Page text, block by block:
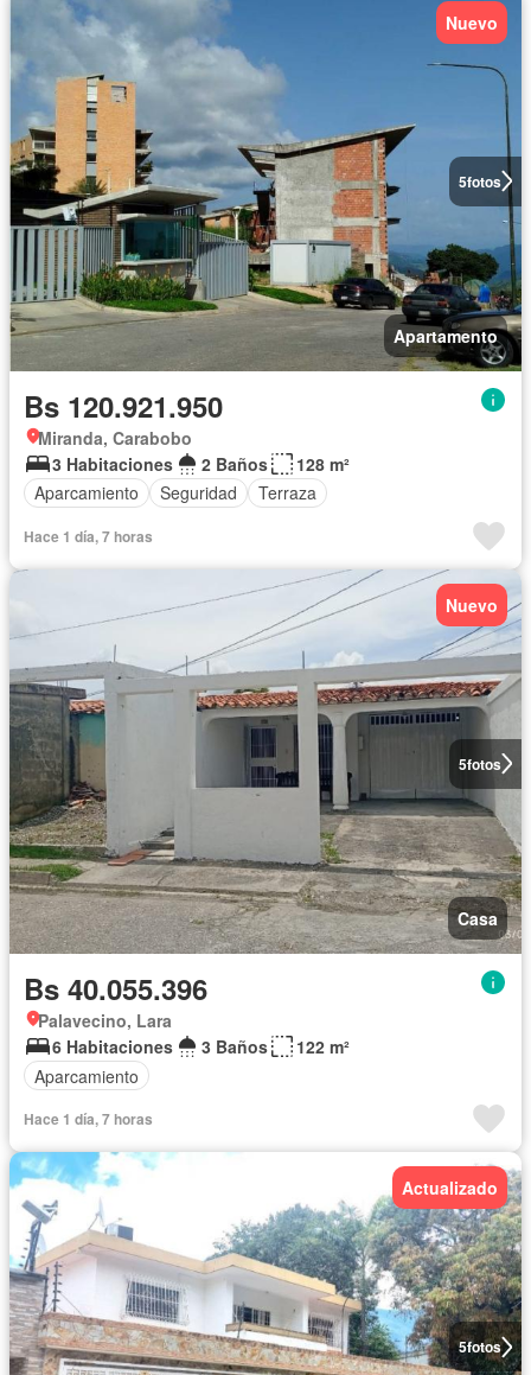
5fotos
Nuevo
Apartamento
Bs 120.921.950
Miranda, Carabobo
3 Habitaciones
2 Baños
128 m²
Aparcamiento
Seguridad Terraza
Hace 1 día, 7 horas
5fotos
Nuevo
Casa
Bs 40.055.396
Palavecino, Lara
6 Habitaciones
3 Baños
122 m²
Aparcamiento
Hace 1 día, 7 horas
5fotos
Actualizado